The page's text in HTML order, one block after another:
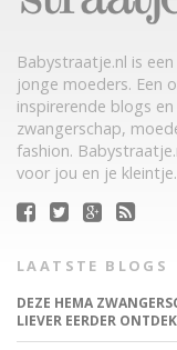
Babystraatje.nl is
jonge moeders. Een
inspirerende blogs
zwangerschap,
fashion.
voor jou en je kleintje.
LAATSTE BLOGS
DEZE HEMA
LIEVER EERDER